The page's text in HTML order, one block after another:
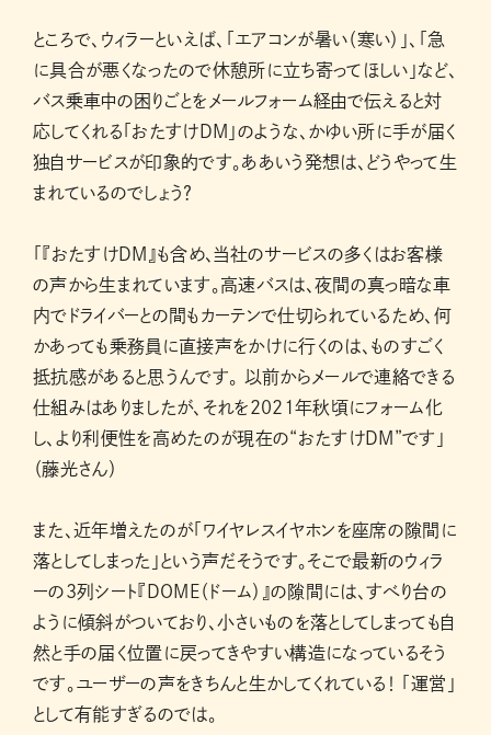
ところで、ウィラーといえば、「エアコンが暑い（寒い）」、「急
に具合が悪くなったので休憩所に立ち寄ってほしい」など、
バス乗車中の困りごとをメールフォーム経由で伝えると対
応してくれる「おたすけDM」のような、かゆい所に手が届く
独自サービスが印象的です。ああいう発想は、どうやって生
まれているのでしょう？
「『おたすけDM』も含め、当社のサービスの多くはお客様
の声から生まれています。高速バスは、夜間の真っ暗な車
内でドライバーとの間もカーテンで仕切られているため、何
かあっても乗務員に直接声をかけに行くのは、ものすごく
抵抗感があると思うんです。 以前からメールで連絡できる
仕組みはありましたが、それを2021年秋頃にフォーム化
し、より利便性を高めたのが現在の“おたすけDM”です」
（藤光さん）
また、近年増えたのが「ワイヤレスイヤホンを座席の隙間に
落としてしまった」という声だそうです。そこで最新のウィラ
ーの3列シート『DOME（ドーム）』の隙間には、すべり台の
ように傾斜がついており、小さいものを落としてしまっても自
然と手の届く位置に戻ってきやすい構造になっているそう
です。ユーザーの声をきちんと生かしてくれている！ 「運営」
として有能すぎるのでは。